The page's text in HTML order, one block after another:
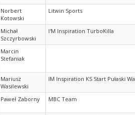
Norbert
Kotowski
Litwin Sports
Michał
Szczyrbowski
I'M Inspiration TurboKilla
Marcin
Stefaniak
Mariusz
Wasilewski
IM Inspiration KS Start Pułaski
Paweł Zaborny MBC Team